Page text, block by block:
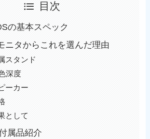
目次
の基本スペック
ニタからこれを選んだ理由
スタンド
深度
ーカー
として
属品紹介